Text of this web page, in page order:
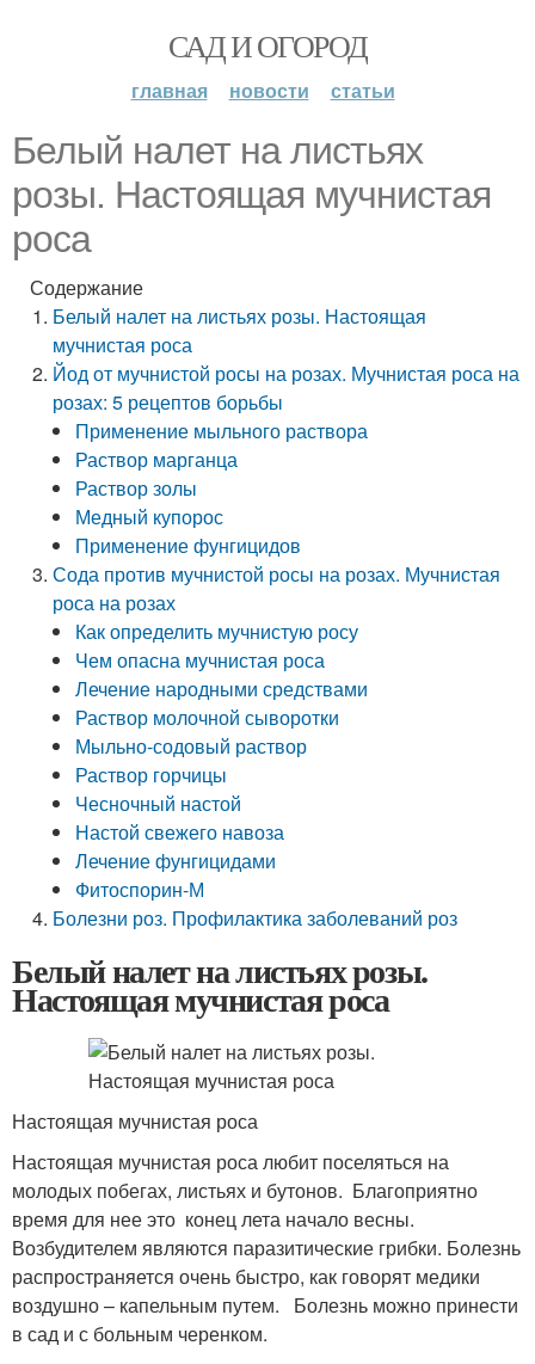
САД И ОГОРОД
главная новости статьи
Белый налет на листьях
розы. Настоящая мучнистая
роса
Содержание
Белый налет на листьях розы. Настоящая
мучнистая роса
Йод от мучнистой росы на розах. Мучнистая роса на
розах: 5 рецептов борьбы
Применение мыльного раствора
Раствор марганца
Раствор золы
Медный купорос
Применение фунгицидов
Сода против мучнистой росы на розах. Мучнистая
роса на розах
Как определить мучнистую росу
Чем опасна мучнистая роса
Лечение народными средствами
Раствор молочной сыворотки
Мыльно-содовый раствор
Раствор горчицы
Чесночный настой
Настой свежего навоза
Лечение фунгицидами
Фитоспорин-М
Болезни роз. Профилактика заболеваний роз
Белый налет на листьях розы.
Настоящая мучнистая роса
Настоящая мучнистая роса
Настоящая мучнистая роса любит поселяться на
молодых побегах, листьях и бутонов. Благоприятно
время для нее это конец лета начало весны.
Возбудителем являются паразитические грибки. Болезнь
распространяется очень быстро, как говорят медики
воздушно – капельным путем. Болезнь можно принести
в сад и с больным черенком.